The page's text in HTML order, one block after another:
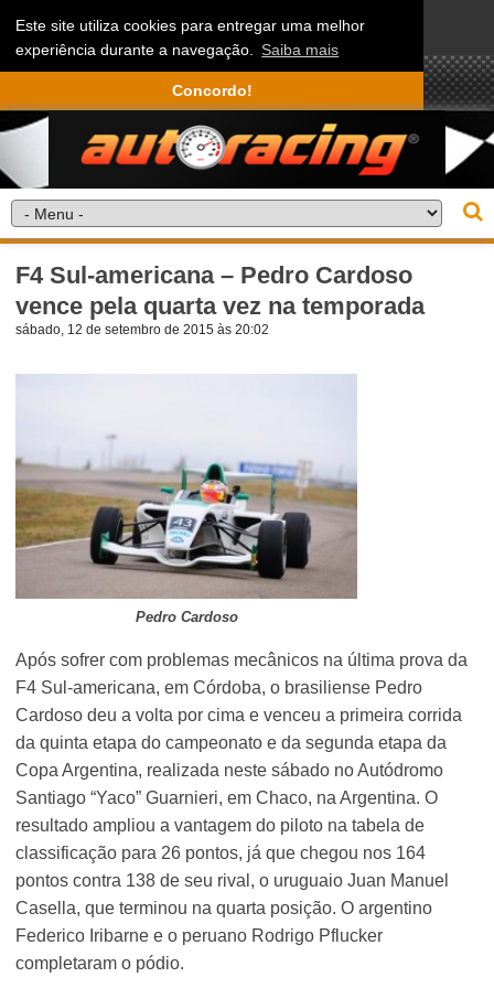
Este site utiliza cookies para entregar uma melhor
experiência durante a navegação. Saiba mais
Concordo!
F4 Sul-americana – Pedro Cardoso
vence pela quarta vez na temporada
sábado, 12 de setembro de 2015 às 20:02
Pedro Cardoso
Após sofrer com problemas mecânicos na última prova da
F4 Sul-americana, em Córdoba, o brasiliense Pedro
Cardoso deu a volta por cima e venceu a primeira corrida
da quinta etapa do campeonato e da segunda etapa da
Copa Argentina, realizada neste sábado no Autódromo
Santiago “Yaco” Guarnieri, em Chaco, na Argentina. O
resultado ampliou a vantagem do piloto na tabela de
classificação para 26 pontos, já que chegou nos 164
pontos contra 138 de seu rival, o uruguaio Juan Manuel
Casella, que terminou na quarta posição. O argentino
Federico Iribarne e o peruano Rodrigo Pflucker
completaram o pódio.